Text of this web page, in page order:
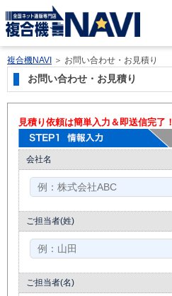
複合機NAVI ＞ お問い合わせ・お見積り
お問い合わせ・お見積り
見積り依頼は簡単入力＆即送信完了！
会社名
ご担当者(姓)
ご担当者(名)